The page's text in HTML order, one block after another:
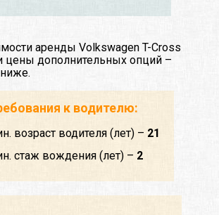
аренды Volkswagen T-Cross
цены дополнительных опций –
к водителю:
возраст водителя (лет) – 21
стаж вождения (лет) – 2